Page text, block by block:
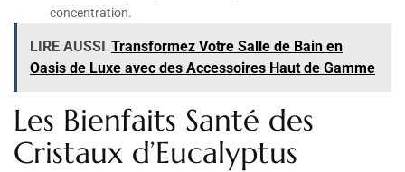
concentration.
LIRE AUSSI Transformez Votre Salle de Bain en
Oasis de Luxe avec des Accessoires Haut de Gamme
Les Bienfaits Santé des
Cristaux d’Eucalyptus